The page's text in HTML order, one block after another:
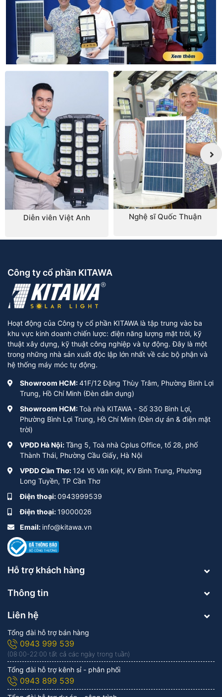
Diễn viên Việt Anh Nghệ sĩ Quốc Thuận
Công ty cổ phần KITAWA
Hoạt động của Công ty cổ phần KITAWA là tập trung vào ba
khu vực kinh doanh chiến lược: điện năng lượng mặt trời, kỹ
thuật xây dựng, kỹ thuật công nghiệp và tự động. Đây là một
trong những nhà sản xuất độc lập lớn nhất về các bộ phận và
hệ thống máy móc tự động.
Showroom HCM:41F/12 Đặng Thùy Trâm, Phường Bình Lợi
Trung, Hồ Chí Minh (Đèn dân dụng)
Showroom HCM:Toà nhà KITAWA - Số 330 Bình Lợi,
Phường Bình Lợi Trung, Hồ Chí Minh (Đèn dự án & điện mặt
trời)
VPĐD Hà Nội:Tầng 5, Toà nhà Cplus Office, tổ 28, phố
Thành Thái, Phường Cầu Giấy, Hà Nội
VPĐD Cần Thơ:124 Võ Văn Kiệt, KV Bình Trung, Phường
Long Tuyền, TP Cần Thơ
Điện thoại:0943999539
Điện thoại:19000026
Email: info@kitawa.vn
Hỗ trợ khách hàng
Thông tin
Liên hệ
Tổng đài hỗ trợ bán hàng
0943 999 539
(08:00-22:00 tất cả các ngày trong tuần)
Tổng đài hỗ trợ kênh sỉ - phân phối
0943 899 539